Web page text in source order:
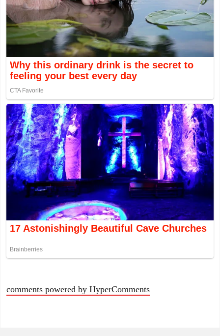
comments powered by HyperComments